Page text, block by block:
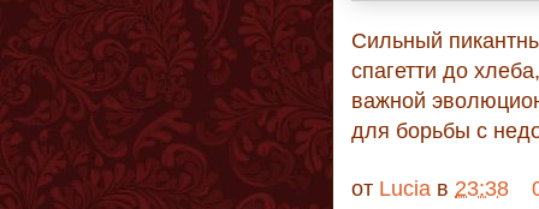
Сильный
спагетти до
важной
для борьбы с
от Lucia в 23:38